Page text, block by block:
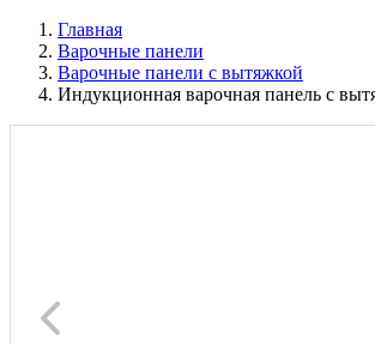
Главная
Варочные панели
Варочные панели с вытяжкой
Индукционная варочная панель с